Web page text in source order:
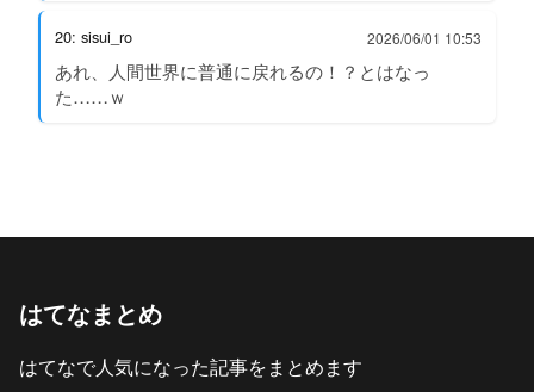
20: sisui_ro 2026/06/01 10:53
あれ、人間世界に普通に戻れるの！？とはなっ
た……ｗ
はてなまとめ
はてなで人気になった記事をまとめます